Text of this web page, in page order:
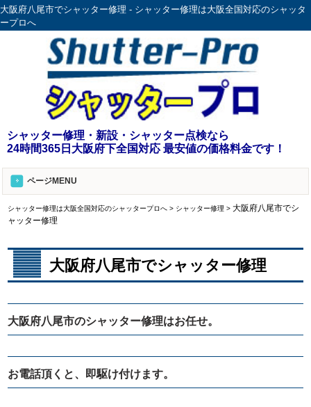
大阪府八尾市でシャッター修理 - シャッター修理は大阪全国対応のシャッタ
ープロへ
シャッター修理・新設・シャッター点検なら
24時間365日大阪府下全国対応 最安値の価格料金です！
ページMENU
シャッター修理は大阪全国対応のシャッタープロへ > シャッター修理 >大阪府八尾市でシ
ャッター修理
大阪府八尾市でシャッター修理
大阪府八尾市のシャッター修理はお任せ。
お電話頂くと、即駆け付けます。